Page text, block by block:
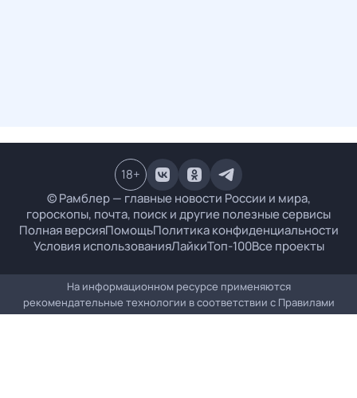
© Рамблер — главные новости России и мира,
гороскопы, почта, поиск и другие полезные сервисы
Полная версияПомощьПолитика конфиденциальности
Условия использованияЛайкиТоп-100Все проекты
18+
На информационном ресурсе применяются
рекомендательные технологии в соответствии с Правилами